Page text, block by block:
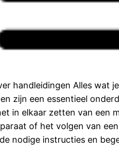
handleidingen Alles wat
zijn een essentieel
in elkaar zetten van een
of het volgen van
nodige instructies en